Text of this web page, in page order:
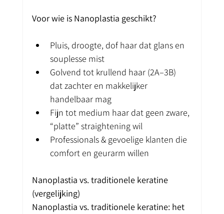
Voor wie is Nanoplastia geschikt?
Pluis, droogte, dof haar dat glans en
souplesse mist
Golvend tot krullend haar (2A–3B)
dat zachter en makkelijker
handelbaar mag
Fijn tot medium haar dat geen zware,
“platte” straightening wil
Professionals & gevoelige klanten die
comfort en geurarm willen
Nanoplastia vs. traditionele keratine
(vergelijking)
Nanoplastia vs. traditionele keratine: het